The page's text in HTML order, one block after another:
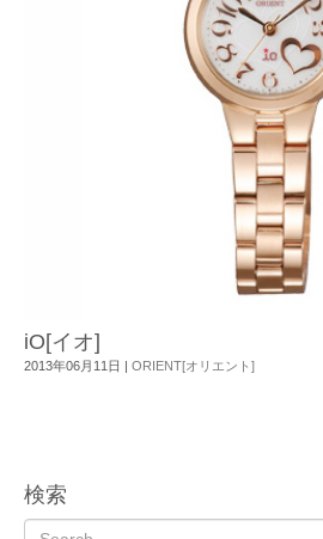
iO[イオ]
2013年06月11日 ORIENT[オリエント]
検索